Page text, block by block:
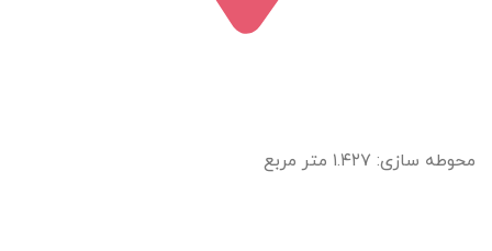
محوطه سازی: ۱.۴۲۷ متر مربع